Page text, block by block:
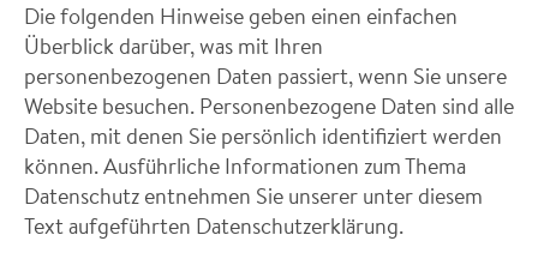
Die folgenden Hinweise geben einen einfachen
Überblick darüber, was mit Ihren
personenbezogenen Daten passiert, wenn Sie unsere
Website besuchen. Personenbezogene Daten sind alle
Daten, mit denen Sie persönlich identifiziert werden
können. Ausführliche Informationen zum Thema
Datenschutz entnehmen Sie unserer unter diesem
Text aufgeführten Datenschutzerklärung.